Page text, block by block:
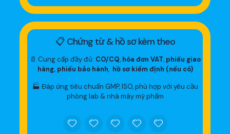
📋 Chứng từ & hồ sơ kèm theo
📄 Cung cấp đầy đủ: CO/CQ, hóa đơn VAT, phiếu giao
hàng, phiếu bảo hành, hồ sơ kiểm định (nếu có)
🏭 Đáp ứng tiêu chuẩn GMP, ISO, phù hợp với yêu cầu
phòng lab & nhà máy mỹ phẩm